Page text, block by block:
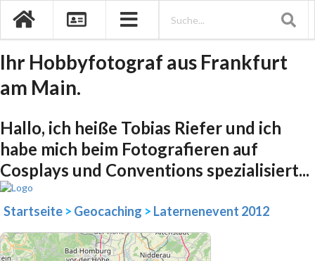
Ihr Hobbyfotograf aus Frankfurt
am Main.
Hallo, ich heiße Tobias Riefer und ich
habe mich beim Fotografieren auf
Cosplays und Conventions spezialisiert...
Startseite > Geocaching > Laternenevent 2012